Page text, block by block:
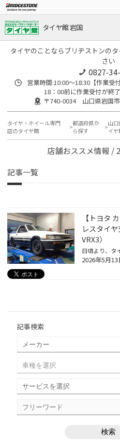
タイヤ館 岩国
タイヤのことならブリヂストンの
さい
0827-
営業時間:10:00〜18:30【作業受
18：00前に作業受付が終
〒740-0034 山口県岩国
タイヤ・ホイール専門
店のタイヤ館
都道府県か
ら探す
山口
イヤ
店舗おススメ情報 /
記事一覧
【トヨタ
レスタイ
VRX3）
2026年5月13
記事検索